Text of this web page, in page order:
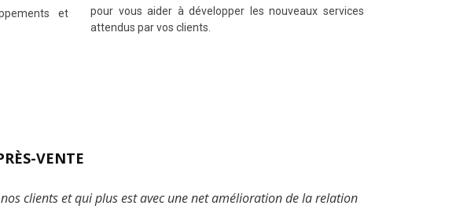
et
pour vous aider à développer les nouveaux services
attendus par vos clients.
VENTE
clients et qui plus est avec une net amélioration de la relation